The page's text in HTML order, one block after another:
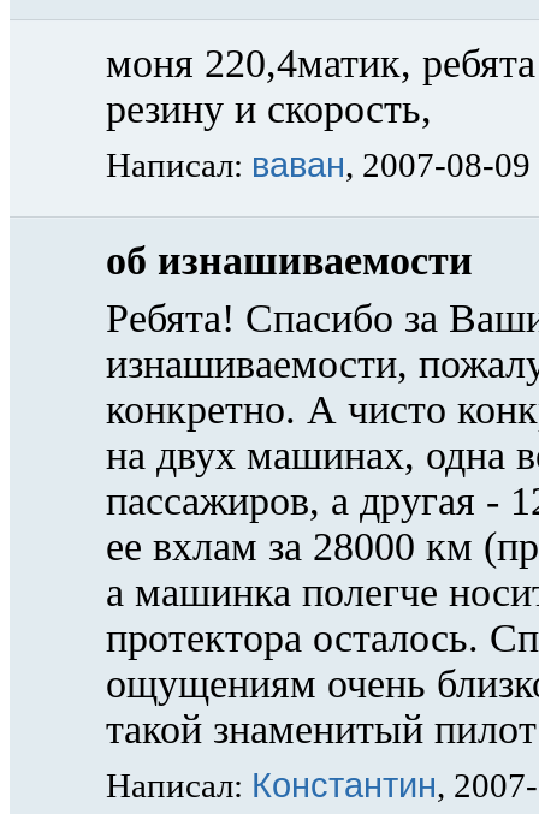
моня 220,4матик,
резину и скорость,
Написал: ваван, 2007-08-09
об изнашиваемости
Ребята! Спасибо за
изнашиваемости,
конкретно. А чисто
на двух машинах, одна
пассажиров, а другая -
ее вхлам за 28000 км
а машинка полегче
протектора осталось.
ощущениям очень
такой знаменитый
Написал: Константин,